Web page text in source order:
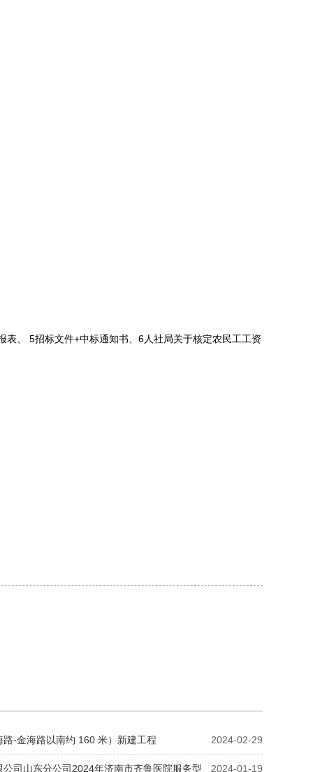
表、 5招标文件+中标通知书、6人社局关于核定农民工工资
2024-02-29
路-金海路以南约 160 米）新建工程
2024-01-19
公司山东分公司2024年济南市齐鲁医院服务型